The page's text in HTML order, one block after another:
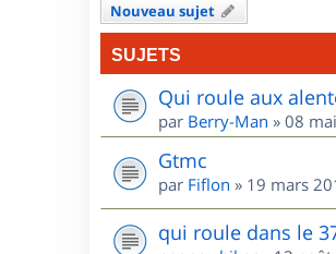
Nouveau sujet
SUJETS
Qui roule aux
par Berry-Man » 08
Gtmc
par Fiflon » 19 mars
qui roule dans le